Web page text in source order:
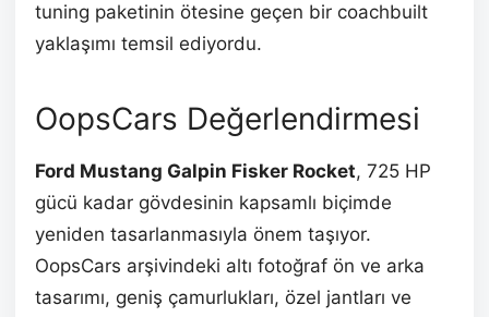
tuning paketinin ötesine geçen bir coachbuilt
yaklaşımı temsil ediyordu.
OopsCars Değerlendirmesi
Ford Mustang Galpin Fisker Rocket, 725 HP
gücü kadar gövdesinin kapsamlı biçimde
yeniden tasarlanmasıyla önem taşıyor.
OopsCars arşivindeki altı fotoğraf ön ve arka
tasarımı, geniş çamurlukları, özel jantları ve